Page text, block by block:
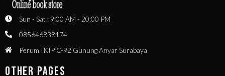
Sun - Sat : 9:00 AM - 20:00 PM
085646838174
Perum IKIP C-92 Gunung Anyar Surabaya
OTHER PAGES